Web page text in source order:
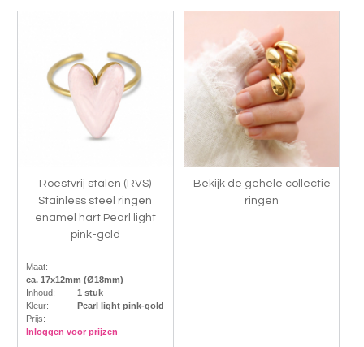
Roestvrij stalen (RVS)
Stainless steel ringen
enamel hart Pearl light
pink-gold
Maat:
ca. 17x12mm (Ø18mm)
Inhoud:
1 stuk
Kleur:
Pearl light pink-gold
Prijs:
Inloggen voor prijzen
Bekijk de gehele collectie
ringen